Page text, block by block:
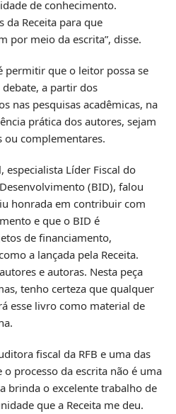
de conhecimento.
da Receita para que
por meio da escrita”, disse.
permitir que o leitor possa se
a partir dos
nas pesquisas acadêmicas, na
prática dos autores, sejam
ou complementares.
especialista Líder Fiscal do
(BID), falou
honrada em contribuir com
e que o BID é
de financiamento,
a lançada pela Receita.
e autoras. Nesta peça
tenho certeza que qualquer
esse livro como material de
fiscal da RFB e uma das
processo da escrita não é uma
brinda o excelente trabalho de
que a Receita me deu.